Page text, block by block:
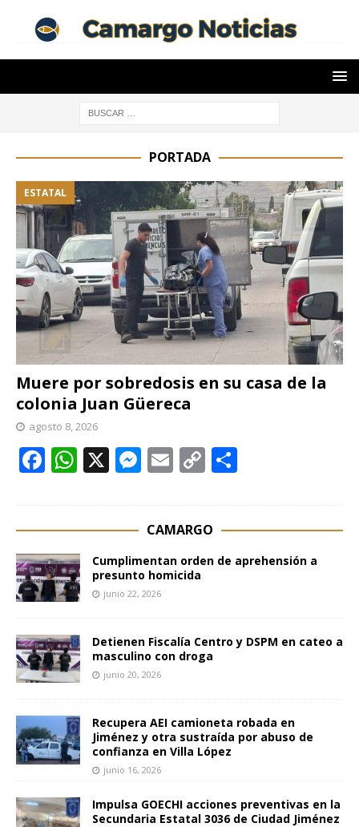
PORTADA
ESTATAL
Muere por sobredosis en su casa de la
colonia Juan Güereca
agosto 8, 2026
F
b
o
o
k
W
s
A
p
p
X M
e
n
g
E
l
C
y
Li
p
ar
CAMARGO
Cumplimentan orden de aprehensión a
presunto homicida
junio 22, 2026
Detienen Fiscalía Centro y DSPM en cateo a
masculino con droga
junio 20, 2026
Recupera AEI camioneta robada en
Jiménez y otra sustraída por abuso de
confianza en Villa López
junio 16, 2026
Impulsa GOECHI acciones preventivas en la
Secundaria Estatal 3036 de Ciudad Jiménez